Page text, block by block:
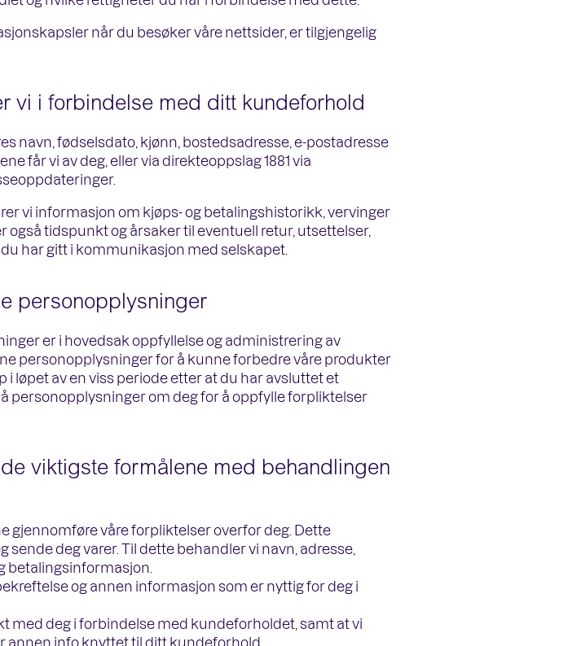
når du besøker våre nettsider, er tilgjengelig
vi i forbindelse med ditt kundeforhold
navn, fødselsdato, kjønn, bostedsadresse, e-postadresse
får vi av deg, eller via direkteoppslag 1881 via
vi informasjon om kjøps- og betalingshistorikk, vervinger
tidspunkt og årsaker til eventuell retur, utsettelser,
har gitt i kommunikasjon med selskapet.
personopplysninger
er i hovedsak oppfyllelse og administrering av
personopplysninger for å kunne forbedre våre produkter
i løpet av en viss periode etter at du har avsluttet et
personopplysninger om deg for å oppfylle forpliktelser
viktigste formålene med behandlingen
gjennomføre våre forpliktelser overfor deg. Dette
deg varer. Til dette behandler vi navn, adresse,
betalingsinformasjon.
og annen informasjon som er nyttig for deg i
deg i forbindelse med kundeforholdet, samt at vi
annen info knyttet til ditt kundeforhold.